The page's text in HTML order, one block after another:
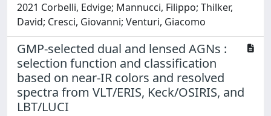
2021 Corbelli, Edvige; Mannucci, Filippo; Thilker,
David; Cresci, Giovanni; Venturi, Giacomo
GMP-selected dual and lensed AGNs :
selection function and classification
based on near-IR colors and resolved
spectra from VLT/ERIS, Keck/OSIRIS, and
LBT/LUCI